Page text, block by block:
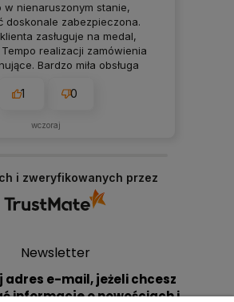
w nienaruszonym stanie,
doskonale zabezpieczona.
zasługuje na medal,
realizacji zamówienia
Bardzo miła obsługa
ekspresowym czasie.
1 0
wczoraj
i zweryfikowanych przez
Newsletter
adres e-mail, jeżeli chcesz
informacje o nowościach i